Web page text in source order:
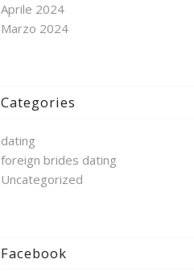
Aprile 2024
Marzo 2024
Categories
dating
foreign brides dating
Uncategorized
Facebook